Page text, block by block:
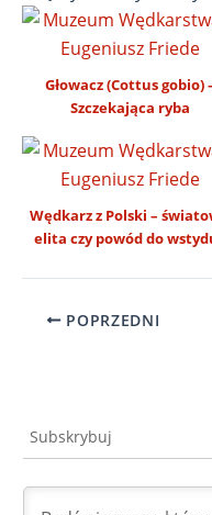
Głowacz (Cottus gobio)
Szczekająca ryba
Wędkarz z Polski –
elita czy powód do
POPRZEDNI
Subskrybuj